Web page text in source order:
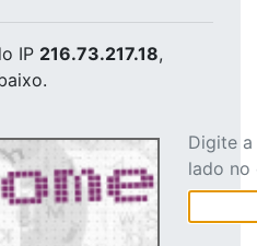
IP 216.73.217.18,
Digite
lado no